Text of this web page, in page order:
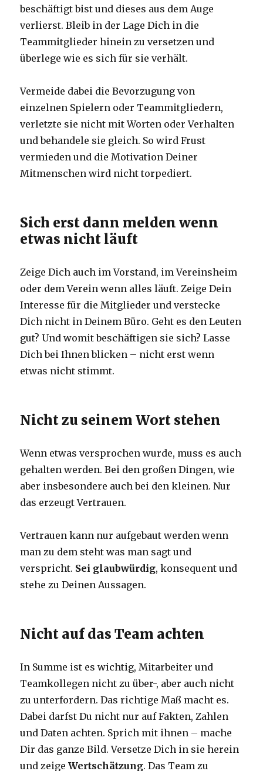
beschäftigt bist und dieses aus dem Auge
verlierst. Bleib in der Lage Dich in die
Teammitglieder hinein zu versetzen und
überlege wie es sich für sie verhält.
Vermeide dabei die Bevorzugung von
einzelnen Spielern oder Teammitgliedern,
verletzte sie nicht mit Worten oder Verhalten
und behandele sie gleich. So wird Frust
vermieden und die Motivation Deiner
Mitmenschen wird nicht torpediert.
Sich erst dann melden wenn
etwas nicht läuft
Zeige Dich auch im Vorstand, im Vereinsheim
oder dem Verein wenn alles läuft. Zeige Dein
Interesse für die Mitglieder und verstecke
Dich nicht in Deinem Büro. Geht es den Leuten
gut? Und womit beschäftigen sie sich? Lasse
Dich bei Ihnen blicken – nicht erst wenn
etwas nicht stimmt.
Nicht zu seinem Wort stehen
Wenn etwas versprochen wurde, muss es auch
gehalten werden. Bei den großen Dingen, wie
aber insbesondere auch bei den kleinen. Nur
das erzeugt Vertrauen.
Vertrauen kann nur aufgebaut werden wenn
man zu dem steht was man sagt und
verspricht. Sei glaubwürdig, konsequent und
stehe zu Deinen Aussagen.
Nicht auf das Team achten
In Summe ist es wichtig, Mitarbeiter und
Teamkollegen nicht zu über-, aber auch nicht
zu unterfordern. Das richtige Maß macht es.
Dabei darfst Du nicht nur auf Fakten, Zahlen
und Daten achten. Sprich mit ihnen – mache
Dir das ganze Bild. Versetze Dich in sie herein
und zeigeWertschätzung. Das Team zu